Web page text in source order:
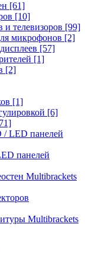
[61]
[10]
и телевизоров [99]
микрофонов [2]
[57]
[1]
[2]
[1]
[6]
/ LED панелей
панелей
Multibrackets
Multibrackets